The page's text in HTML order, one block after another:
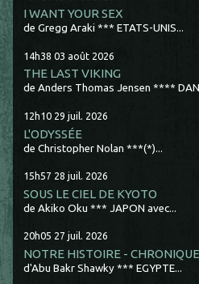
I WANT YOUR SEX
de Gregg Araki *** ETATS-UNIS...
14h38 03 août 2026
THE LAST VIKING
de Anders Thomas Jensen ****
12h10 29 juil. 2026
L'ODYSSÉE
de Christopher Nolan ***(*)...
15h57 28 juil. 2026
SOUS LE CIEL DE KYOTO
de Akiko Oku *** JAPON avec...
20h05 27 juil. 2026
NOTRE HISTOIRE -
d'Abu Bakr Shawky *** EGYPTE...